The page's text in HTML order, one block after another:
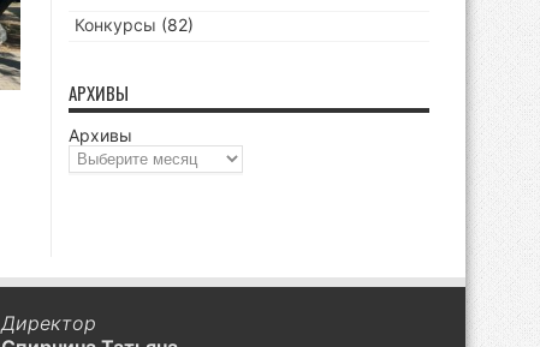
Конкурсы (82)
АРХИВЫ
Архивы
Директор